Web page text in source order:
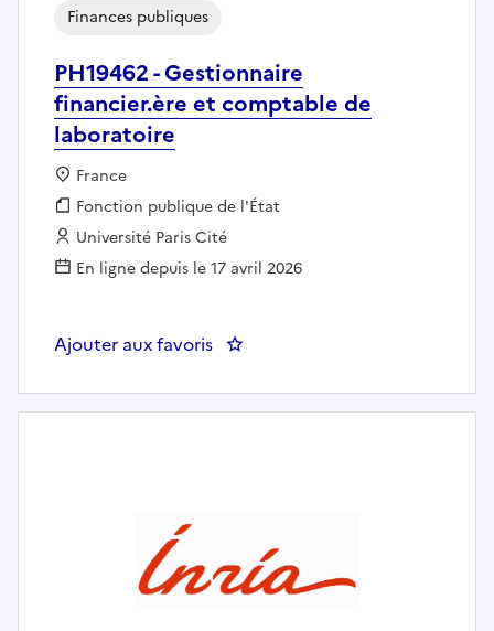
PH19462 - Gestionnaire
financier.ère et comptable de
laboratoire
Finances publiques
Localisation :
France
Fonction publique :
Fonction publique de l'État
Employeur :
Université Paris Cité
En ligne depuis le 17 avril 2026
Ajouter aux favoris : PH19462 - Gestionnaire